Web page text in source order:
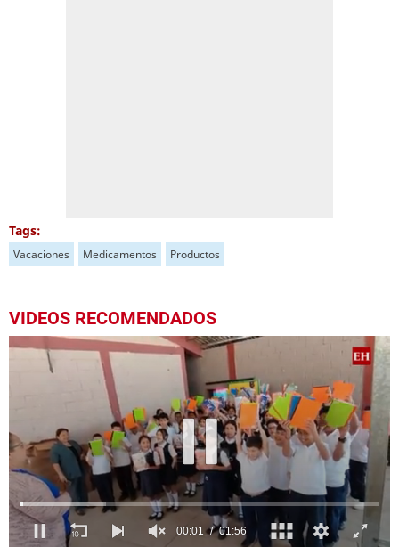
Tags:
Vacaciones Medicamentos Productos
VIDEOS RECOMENDADOS